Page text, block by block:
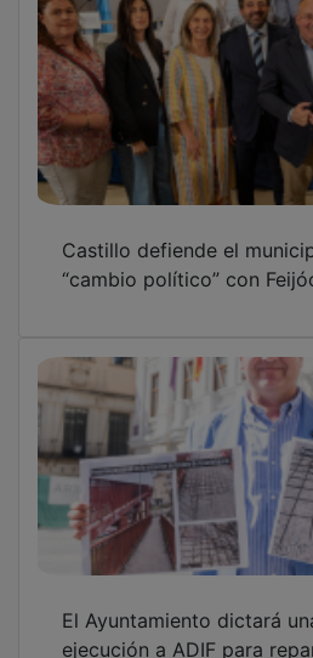
“cambio político” con
ejecución a ADIF para